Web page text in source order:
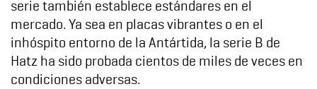
mercado. Ya sea en placas vibrantes o en el
inhóspito entorno de la Antártida, la serie B de
Hatz ha sido probada cientos de miles de veces en
condiciones adversas.